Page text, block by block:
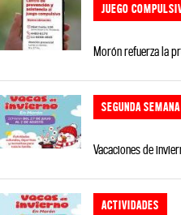
JUEGO
Morón refuerza la
SEGUNDA SEMANA
Vacaciones de
ACTIVIDADES